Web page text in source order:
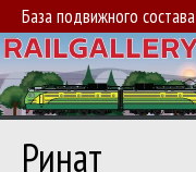
База подвижного состава
Ринат